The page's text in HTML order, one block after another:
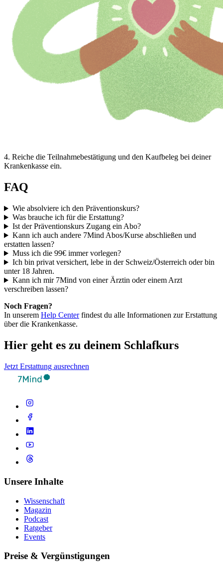
4. Reiche die Teilnahmebestätigung und den Kaufbeleg bei deiner
Krankenkasse ein.
FAQ
Wie absolviere ich den Präventionskurs?
Was brauche ich für die Erstattung?
Ist der Präventionskurs Zugang ein Abo?
Kann ich auch andere 7Mind Abos/Kurse abschließen und
erstatten lassen?
Muss ich die 99€ immer vorlegen?
Ich bin privat versichert, lebe in der Schweiz/Österreich oder bin
unter 18 Jahren.
Kann ich mir 7Mind von einer Ärztin oder einem Arzt
verschreiben lassen?
Noch Fragen?
In unserem Help Centerfindest du alle Informationen zur Erstattung
über die Krankenkasse.
Hier geht es zu deinem Schlafkurs
Jetzt Erstattung ausrechnen
Unsere Inhalte
Wissenschaft
Magazin
Podcast
Ratgeber
Events
Preise & Vergünstigungen